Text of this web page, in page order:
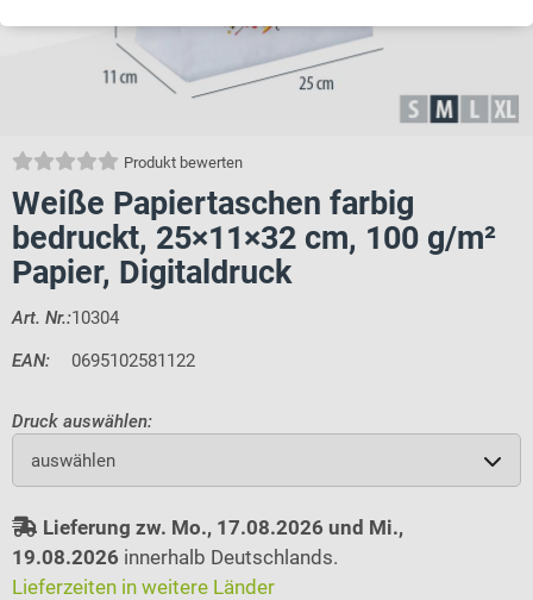
Produkt bewerten
Weiße Papiertaschen farbig
bedruckt, 25×11×32 cm, 100 g/m²
Papier, Digitaldruck
Art. Nr.:10304
EAN: 0695102581122
Druck auswählen:
auswählen
Lieferung zw. Mo., 17.08.2026 und Mi.,
19.08.2026 innerhalb Deutschlands.
Lieferzeiten in weitere Länder